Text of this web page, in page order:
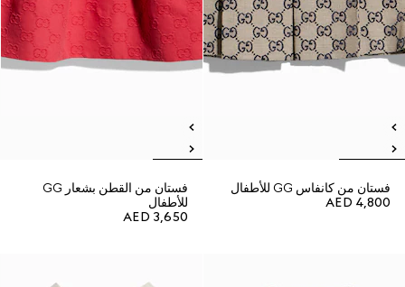
فستان من كانفاس GG للأطفال
AED 4,800
فستان من القطن بشعار GG
للأطفال
AED 3,650